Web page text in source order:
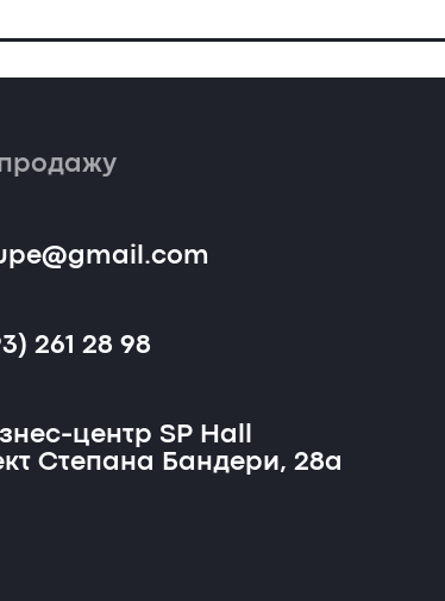
продажу
261 28 98
центр SP Hall
Степана Бандери, 28а